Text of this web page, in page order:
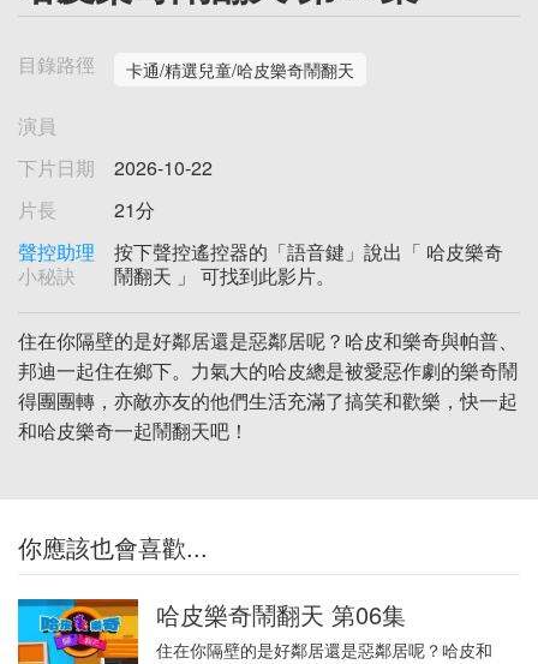
目錄路徑 卡通/精選兒童/哈皮樂奇鬧翻天
演員
下片日期
2026-10-22
片長
21分
聲控助理
小秘訣
按下聲控遙控器的「語音鍵」說出「 哈皮樂奇
鬧翻天 」 可找到此影片。
住在你隔壁的是好鄰居還是惡鄰居呢？哈皮和樂奇與帕普、
邦迪一起住在鄉下。力氣大的哈皮總是被愛惡作劇的樂奇鬧
得團團轉，亦敵亦友的他們生活充滿了搞笑和歡樂，快一起
和哈皮樂奇一起鬧翻天吧！
你應該也會喜歡...
哈皮樂奇鬧翻天 第06集
住在你隔壁的是好鄰居還是惡鄰居呢？哈皮和